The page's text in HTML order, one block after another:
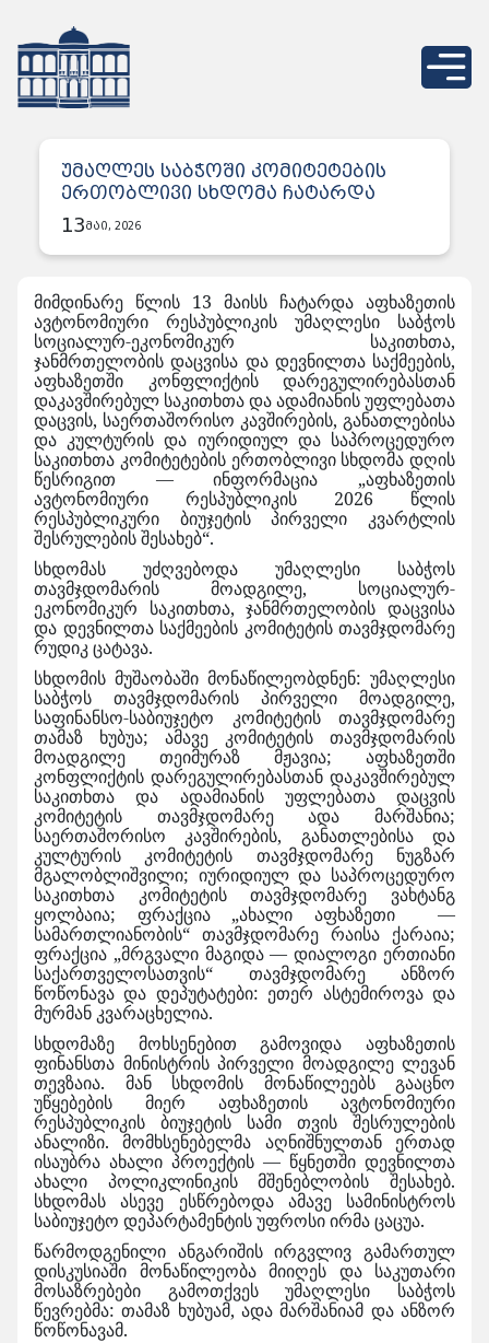
უმაღლეს საბჭოში კომიტეტების
ერთობლივი სხდომა ჩატარდა
13მაი, 2026
მიმდინარე წლის 13 მაისს ჩატარდა აფხაზეთის
ავტონომიური რესპუბლიკის უმაღლესი საბჭოს
სოციალურ-ეკონომიკურ საკითხთა,
ჯანმრთელობის დაცვისა და დევნილთა საქმეების,
აფხაზეთში კონფლიქტის დარეგულირებასთან
დაკავშირებულ საკითხთა და ადამიანის უფლებათა
დაცვის, საერთაშორისო კავშირების, განათლებისა
და კულტურის და იურიდიულ და საპროცედურო
საკითხთა კომიტეტების ერთობლივი სხდომა დღის
წესრიგით — ინფორმაცია „აფხაზეთის
ავტონომიური რესპუბლიკის 2026 წლის
რესპუბლიკური ბიუჯეტის პირველი კვარტლის
შესრულების შესახებ“.
სხდომას უძღვებოდა უმაღლესი საბჭოს
თავმჯდომარის მოადგილე, სოციალურ-
ეკონომიკურ საკითხთა, ჯანმრთელობის დაცვისა
და დევნილთა საქმეების კომიტეტის თავმჯდომარე
რუდიკ ცატავა.
სხდომის მუშაობაში მონაწილეობდნენ: უმაღლესი
საბჭოს თავმჯდომარის პირველი მოადგილე,
საფინანსო-საბიუჯეტო კომიტეტის თავმჯდომარე
თამაზ ხუბუა; ამავე კომიტეტის თავმჯდომარის
მოადგილე თეიმურაზ მჟავია; აფხაზეთში
კონფლიქტის დარეგულირებასთან დაკავშირებულ
საკითხთა და ადამიანის უფლებათა დაცვის
კომიტეტის თავმჯდომარე ადა მარშანია;
საერთაშორისო კავშირების, განათლებისა და
კულტურის კომიტეტის თავმჯდომარე ნუგზარ
მგალობლიშვილი; იურიდიულ და საპროცედურო
საკითხთა კომიტეტის თავმჯდომარე ვახტანგ
ყოლბაია; ფრაქცია „ახალი აფხაზეთი —
სამართლიანობის“ თავმჯდომარე რაისა ქარაია;
ფრაქცია „მრგვალი მაგიდა — დიალოგი ერთიანი
საქართველოსათვის“ თავმჯდომარე ანზორ
წოწონავა და დეპუტატები: ეთერ ასტემიროვა და
მურმან კვარაცხელია.
სხდომაზე მოხსენებით გამოვიდა აფხაზეთის
ფინანსთა მინისტრის პირველი მოადგილე ლევან
თევზაია. მან სხდომის მონაწილეებს გააცნო
უწყებების მიერ აფხაზეთის ავტონომიური
რესპუბლიკის ბიუჯეტის სამი თვის შესრულების
ანალიზი. მომხსენებელმა აღნიშნულთან ერთად
ისაუბრა ახალი პროექტის — წყნეთში დევნილთა
ახალი პოლიკლინიკის მშენებლობის შესახებ.
სხდომას ასევე ესწრებოდა ამავე სამინისტროს
საბიუჯეტო დეპარტამენტის უფროსი ირმა ცაცუა.
წარმოდგენილი ანგარიშის ირგვლივ გამართულ
დისკუსიაში მონაწილეობა მიიღეს და საკუთარი
მოსაზრებები გამოთქვეს უმაღლესი საბჭოს
წევრებმა: თამაზ ხუბუამ, ადა მარშანიამ და ანზორ
წოწონავამ.